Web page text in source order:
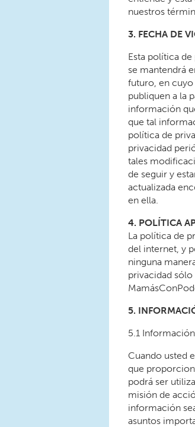
nuestros
3. FECHA DE
Esta política
se mantendrá
futuro, en cuyo
publiquen a la
información
que tal
política de
privacidad
tales
de seguir y
actualizada
en ella.
4. POLÍTICA
La política de
del internet, y
ninguna
privacidad
5.
5.1
Cuando usted
que
podrá ser
misión de
información
asuntos